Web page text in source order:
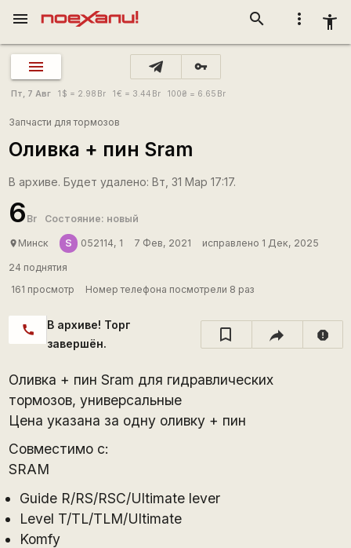
more_vert accessibility_new
search
menu
vpn_key
Пт, 7 Авг 1 $ = 2.98 Br 1€ = 3.44 Br 100₴ = 6.65 Br
Запчасти для тормозов
Оливка + пин Sram
В архиве. Будет удалено: Вт, 31 Мар 17:17.
6 Br Состояние: новый
place Минск S 052114, 1 7 Фев, 2021 исправлено 1 Дек, 2025
24 поднятия
161 просмотр
Номер телефона посмотрели 8 раз
call
В архиве! Торг
завершён.
report
Оливка + пин Sram для гидравлических
тормозов, универсальные
Цена указана за одну оливку + пин
Совместимо с:
SRAM
Guide R/RS/RSC/Ultimate lever
Level T/TL/TLM/Ultimate
Komfy